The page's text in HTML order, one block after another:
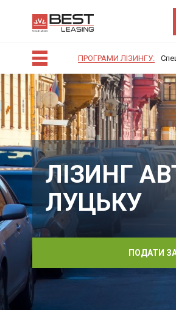
ПРОГРАМИ ЛІЗИНГУ:
ЛІЗИНГ
ЛУЦЬКУ
ПОДАТИ